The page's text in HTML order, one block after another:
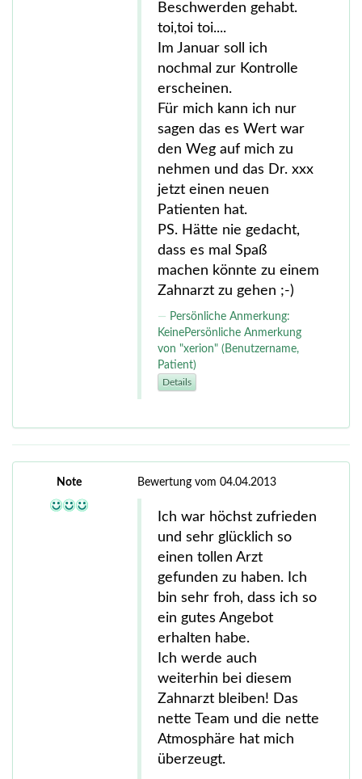
Beschwerden gehabt.
toi,toi toi....
Im Januar soll ich
nochmal zur Kontrolle
erscheinen.
Für mich kann ich nur
sagen das es Wert war
den Weg auf mich zu
nehmen und das Dr. xxx
jetzt einen neuen
Patienten hat.
PS. Hätte nie gedacht,
dass es mal Spaß
machen könnte zu einem
Zahnarzt zu gehen ;-)
Persönliche Anmerkung:
KeinePersönliche Anmerkung
von "xerion" (Benutzername,
Patient)
Details
Note Bewertung vom 04.04.2013
Ich war höchst zufrieden
und sehr glücklich so
einen tollen Arzt
gefunden zu haben. Ich
bin sehr froh, dass ich so
ein gutes Angebot
erhalten habe.
Ich werde auch
weiterhin bei diesem
Zahnarzt bleiben! Das
nette Team und die nette
Atmosphäre hat mich
überzeugt.